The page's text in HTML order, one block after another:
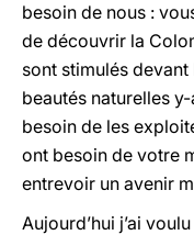
besoin de nous :
de découvrir la
sont stimulés
beautés naturelles
besoin de les
ont besoin de votre
entrevoir un avenir
Aujourd’hui j’ai